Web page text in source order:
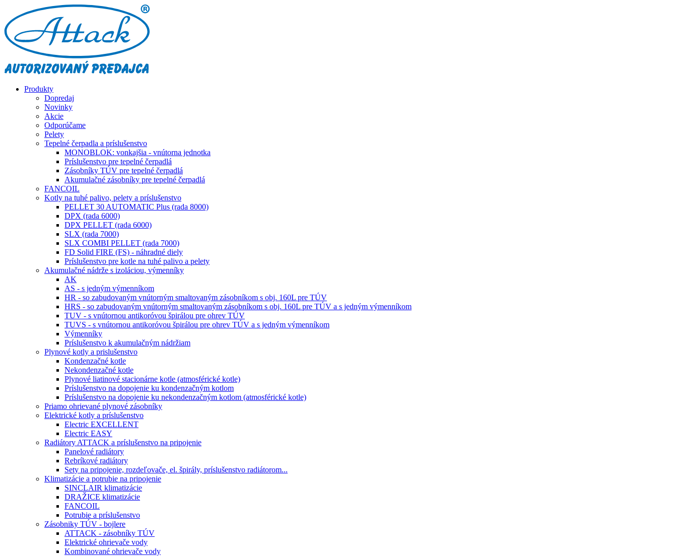
Produkty
Dopredaj
Novinky
Akcie
Odporúčame
Pelety
Tepelné čerpadla a príslušenstvo
MONOBLOK: vonkajšia - vnútorna jednotka
Príslušenstvo pre tepelné čerpadlá
Zásobníky TÚV pre tepelné čerpadlá
Akumulačné zásobníky pre tepelné čerpadlá
FANCOIL
Kotly na tuhé palivo, pelety a príslušenstvo
PELLET 30 AUTOMATIC Plus (rada 8000)
DPX (rada 6000)
DPX PELLET (rada 6000)
SLX (rada 7000)
SLX COMBI PELLET (rada 7000)
FD Solid FIRE (FS) - náhradné diely
Príslušenstvo pre kotle na tuhé palivo a pelety
Akumulačné nádrže s izoláciou, výmenníky
AK
AS - s jedným výmenníkom
HR - so zabudovaným vnútorným smaltovaným zásobníkom s obj. 160L pre TÚV
HRS - so zabudovaným vnútorným smaltovaným zásobníkom s obj. 160L pre TÚV a s jedným výmenníkom
TUV - s vnútornou antikoróvou špirálou pre ohrev TÚV
TUVS - s vnútornou antikoróvou špirálou pre ohrev TÚV a s jedným výmenníkom
Výmenníky
Príslušenstvo k akumulačným nádržiam
Plynové kotly a prislušenstvo
Kondenzačné kotle
Nekondenzačné kotle
Plynové liatinové stacionárne kotle (atmosférické kotle)
Príslušenstvo na dopojenie ku kondenzačným kotlom
Príslušenstvo na dopojenie ku nekondenzačným kotlom (atmosférické kotle)
Priamo ohrievané plynové zásobníky
Elektrické kotly a príslušenstvo
Electric EXCELLENT
Electric EASY
Radiátory ATTACK a príslušenstvo na pripojenie
Panelové radiátory
Rebríkové radiátory
Sety na pripojenie, rozdeľovače, el. špirály, príslušenstvo radiátorom...
Klimatizácie a potrubie na pripojenie
SINCLAIR klimatizácie
DRAŽICE klimatizácie
FANCOIL
Potrubie a príslušenstvo
Zásobniky TÚV - bojlere
ATTACK - zásobníky TÚV
Elektrické ohrievače vody
Kombinované ohrievače vody